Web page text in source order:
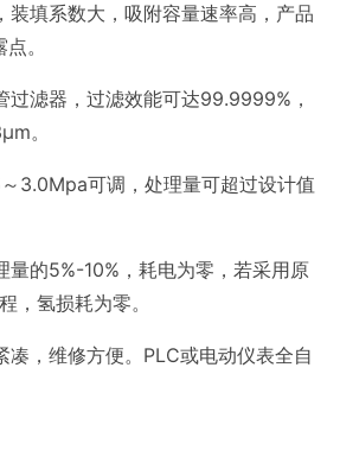
装填系数大，吸附容量速率高，产品
。
过滤器，过滤效能可达99.9999%，
。
3.0Mpa可调，处理量可超过设计值
量的5%-10%，耗电为零，若采用原
，氢损耗为零。
凑，维修方便。PLC或电动仪表全自